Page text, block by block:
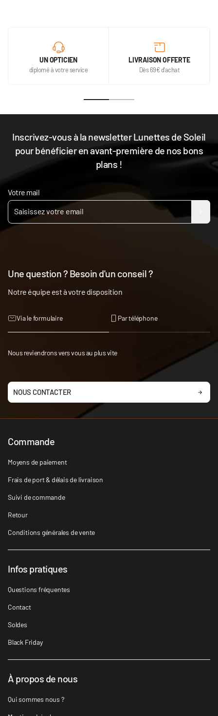
UN OPTICIEN
diplomé à votre service
LIVRAISON OFFERTE
Dès 69€ d'achat
Inscrivez-vous à la newsletter Lunettes de Soleil
pour bénéficier en avant-première de nos bons
plans !
Votre mail
Une question ? Besoin d'un conseil ?
Notre équipe est à votre disposition
Via le formulaire Par téléphone
Nous reviendrons vers vous au plus vite
NOUS CONTACTER
Commande
Moyens de paiement
Frais de port & délais de livraison
Suivi de commande
Retour
Conditions générales de vente
Infos pratiques
Questions fréquentes
Contact
Soldes
Black Friday
À propos de nous
Qui sommes nous ?